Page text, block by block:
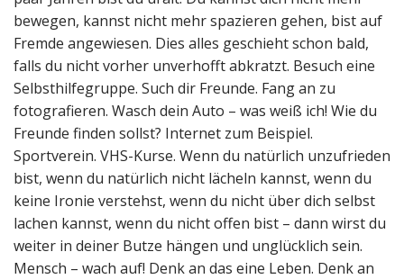
bewegen, kannst nicht mehr spazieren gehen, bist auf
Fremde angewiesen. Dies alles geschieht schon bald,
falls du nicht vorher unverhofft abkratzt. Besuch eine
Selbsthilfegruppe. Such dir Freunde. Fang an zu
fotografieren. Wasch dein Auto – was weiß ich! Wie du
Freunde finden sollst? Internet zum Beispiel.
Sportverein. VHS-Kurse. Wenn du natürlich unzufrieden
bist, wenn du natürlich nicht lächeln kannst, wenn du
keine Ironie verstehst, wenn du nicht über dich selbst
lachen kannst, wenn du nicht offen bist – dann wirst du
weiter in deiner Butze hängen und unglücklich sein.
Mensch – wach auf! Denk an das eine Leben. Denk an